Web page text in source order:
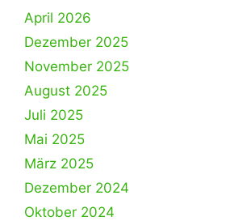
April 2026
Dezember 2025
November 2025
August 2025
Juli 2025
Mai 2025
März 2025
Dezember 2024
Oktober 2024